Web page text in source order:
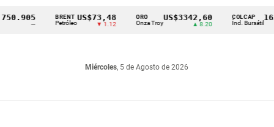
BRENT
Petróleo
US$73,48
▼ 1.12 Onza Troy
US$3342,60
▲ 8.20
COLCAP
Índ. Bursátil
Miércoles, 5 de Agosto de 2026